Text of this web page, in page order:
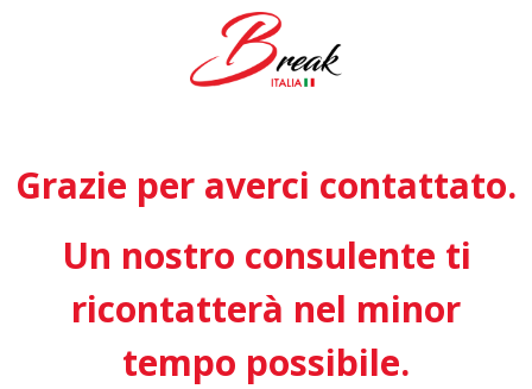
Grazie per averci contattato.
Un nostro consulente ti
ricontatterà nel minor
tempo possibile.